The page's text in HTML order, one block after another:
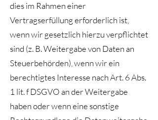
dies im Rahmen einer
Vertragserfüllung erforderlich ist,
wenn wir gesetzlich hierzu verpflichtet
sind (z. B. Weitergabe von Daten an
Steuerbehörden), wenn wir ein
berechtigtes Interesse nach Art. 6 Abs.
1 lit. f DSGVO an der Weitergabe
haben oder wenn eine sonstige